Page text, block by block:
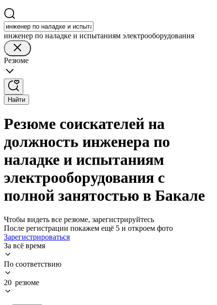
инженер по наладке и испытаниям электрооборудования
Резюме
Найти
Резюме соискателей на
должность инженера по
наладке и испытаниям
электрооборудования с
полной занятостью в Бакале
Чтобы видеть все резюме, зарегистрируйтесь
После регистрации покажем ещё 5 и откроем фото
Зарегистрироваться
За всё время
По соответствию
20 резюме